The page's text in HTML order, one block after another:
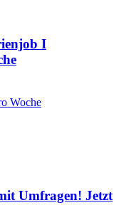
I
Woche
Umfragen! Jetzt